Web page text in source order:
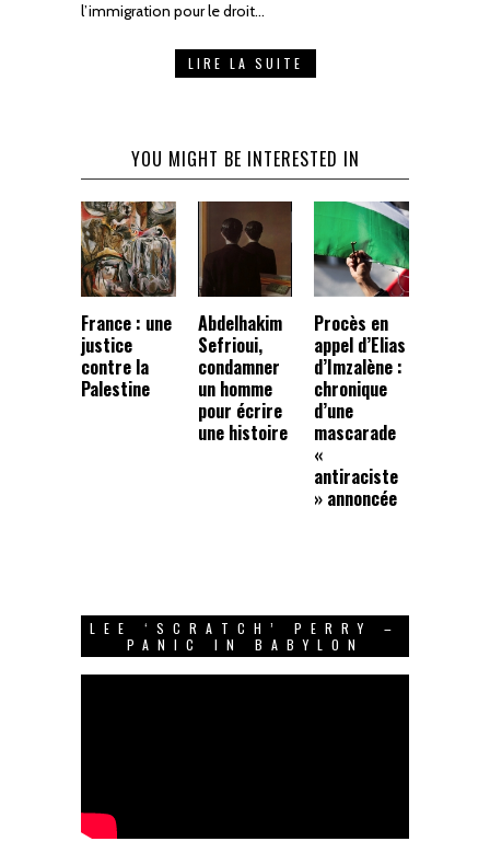
l’immigration pour le droit…
LIRE LA SUITE
YOU MIGHT BE INTERESTED IN
France : une
justice
contre la
Palestine
Abdelhakim
Sefrioui,
condamner
un homme
pour écrire
une histoire
Procès en
appel d’Elias
d’Imzalène :
chronique
d’une
mascarade
«
antiraciste
» annoncée
LEE ‘SCRATCH’ PERRY –
PANIC IN BABYLON